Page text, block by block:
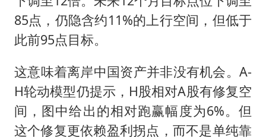
85点，仍隐含约11%的上行空间，但低于
此前95点目标。
这意味着离岸中国资产并非没有机会。A-
H轮动模型仍提示，H股相对A股有修复空
间，图中给出的相对跑赢幅度为6%。但
这个修复更依赖盈利拐点，而不是单纯靠